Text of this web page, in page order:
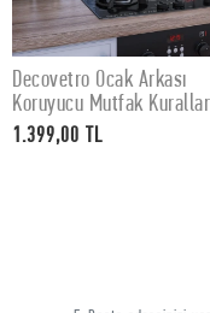
SEPETE EKLE
Decovetro Ocak Arkası
Koruyucu Mutfak
Desenli 60x52Cm
1.399,00 TL